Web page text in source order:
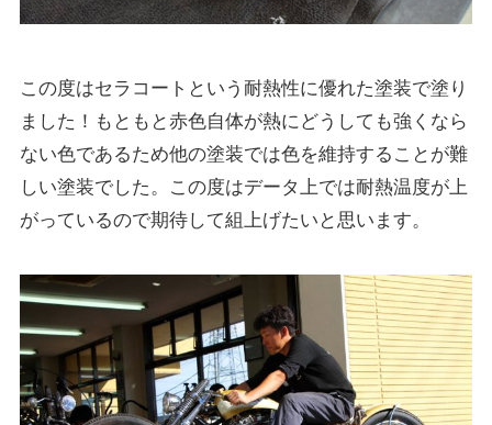
この度はセラコートという耐熱性に優れた塗装で塗り
ました！もともと赤色自体が熱にどうしても強くなら
ない色であるため他の塗装では色を維持することが難
しい塗装でした。この度はデータ上では耐熱温度が上
がっているので期待して組上げたいと思います。